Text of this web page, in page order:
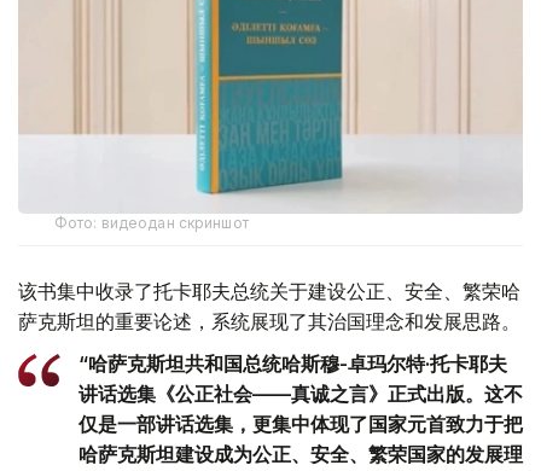
Фото: видеодан скриншот
该书集中收录了托卡耶夫总统关于建设公正、安全、繁荣哈
萨克斯坦的重要论述，系统展现了其治国理念和发展思路。
“哈萨克斯坦共和国总统哈斯穆-卓玛尔特·托卡耶夫
讲话选集《公正社会——真诚之言》正式出版。这不
仅是一部讲话选集，更集中体现了国家元首致力于把
哈萨克斯坦建设成为公正、安全、繁荣国家的发展理